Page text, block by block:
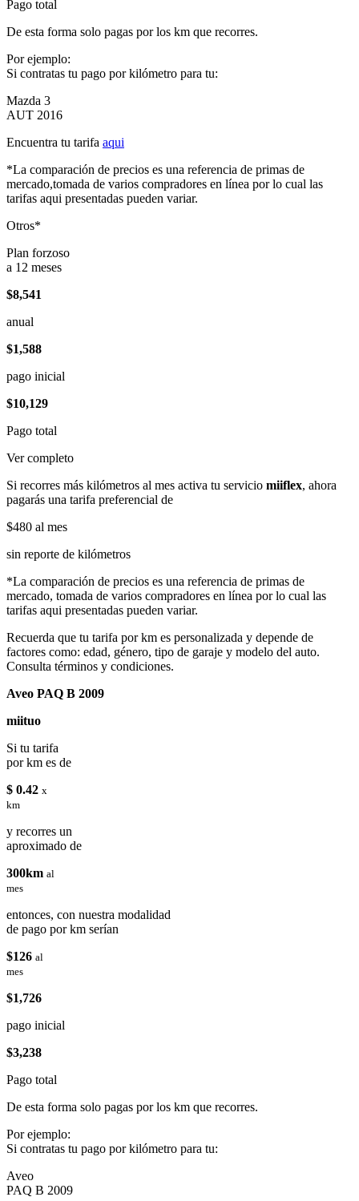
Pago total
De esta forma solo pagas por los km que recorres.
Por ejemplo:
Si contratas tu pago por kilómetro para tu:
Mazda 3
AUT 2016
Encuentra tu tarifa aqui
*La comparación de precios es una referencia de primas de
mercado,tomada de varios compradores en línea por lo cual las
tarifas aqui presentadas pueden variar.
Otros*
Plan forzoso
a 12 meses
$8,541
anual
$1,588
pago inicial
$10,129
Pago total
Ver completo
Si recorres más kilómetros al mes activa tu servicio miiflex, ahora
pagarás una tarifa preferencial de
$480 al mes
sin reporte de kilómetros
*La comparación de precios es una referencia de primas de
mercado, tomada de varios compradores en línea por lo cual las
tarifas aqui presentadas pueden variar.
Recuerda que tu tarifa por km es personalizada y depende de
factores como: edad, género, tipo de garaje y modelo del auto.
Consulta términos y condiciones.
Aveo PAQ B 2009
miituo
Si tu tarifa
por km es de
$ 0.42 x
km
y recorres un
aproximado de
300km al
mes
entonces, con nuestra modalidad
de pago por km serían
$126 al
mes
$1,726
pago inicial
$3,238
Pago total
De esta forma solo pagas por los km que recorres.
Por ejemplo:
Si contratas tu pago por kilómetro para tu:
Aveo
PAQ B 2009